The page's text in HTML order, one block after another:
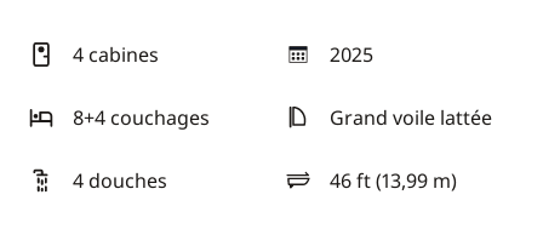
4 cabines 2025
année
8+4 couchages
Grand voile lattée
4 douches 46 ft (13,99 m)
longueur